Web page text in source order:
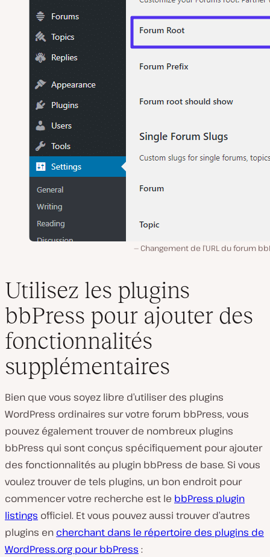
Changement de l’URL du forum
Utilisez les plugins
bbPress pour ajouter des
fonctionnalités
supplémentaires
Bien que vous soyez libre d’utiliser des plugins
WordPress ordinaires sur votre forum bbPress, vous
pouvez également trouver de nombreux plugins
bbPress qui sont conçus spécifiquement pour ajouter
des fonctionnalités au plugin bbPress de base. Si vous
voulez trouver de tels plugins, un bon endroit pour
commencer votre recherche est le bbPress plugin
listings officiel. Et vous pouvez aussi trouver d’autres
plugins en cherchant dans le répertoire des plugins de
WordPress.org pour bbPress :